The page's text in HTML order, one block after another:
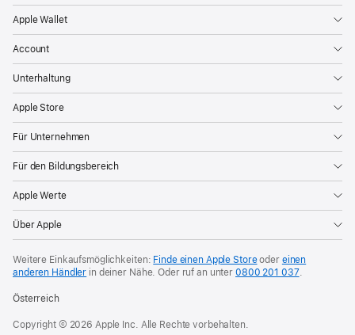
Apple Wallet
Account
Unterhaltung
Apple Store
Für Unternehmen
Für den Bildungsbereich
Apple Werte
Über Apple
Weitere Einkaufsmöglichkeiten: Finde einen Apple Storeoder einen
anderen Händler in deiner Nähe. Oder ruf an unter0800 201 037.
Österreich
Copyright © 2026 Apple Inc. Alle Rechte vorbehalten.